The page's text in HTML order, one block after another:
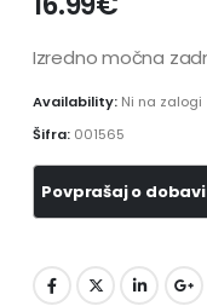
Izredno močna
Availability: Ni na zalogi
Šifra: 001565